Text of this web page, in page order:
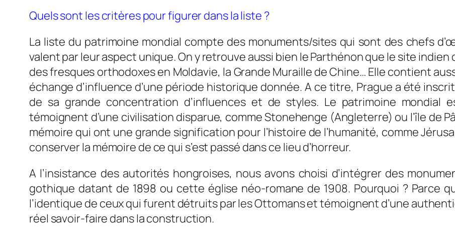
Quels sont les critères pour figurer dans la liste ?
La liste du patrimoine mondial compte des monuments/sites qui sont des chefs
valent par leur aspect unique. On y retrouve aussi bien le Parthénon que le site indien
des fresques orthodoxes en Moldavie, la Grande Muraille de Chine… Elle contient
échange d’influence d’une période historique donnée. A ce titre, Prague a été
de sa grande concentration d’influences et de styles. Le patrimoine mondial
témoignent d’une civilisation disparue, comme Stonehenge (Angleterre) ou l’île de
mémoire qui ont une grande signification pour l’histoire de l’humanité, comme
conserver la mémoire de ce qui s’est passé dans ce lieu d’horreur.
A l’insistance des autorités hongroises, nous avons choisi d’intégrer des
gothique datant de 1898 ou cette église néo-romane de 1908. Pourquoi ? Parce
l’identique de ceux qui furent détruits par les Ottomans et témoignent d’une
réel savoir-faire dans la construction.